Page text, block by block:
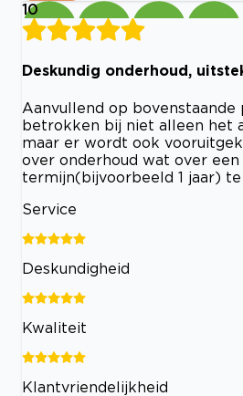
10
Deskundig onderhoud,
Aanvullend op
betrokken bij niet alleen het
maar er wordt ook
over onderhoud wat over
termijn(bijvoorbeeld 1 jaar)
Service
Deskundigheid
Kwaliteit
Klantvriendelijkheid